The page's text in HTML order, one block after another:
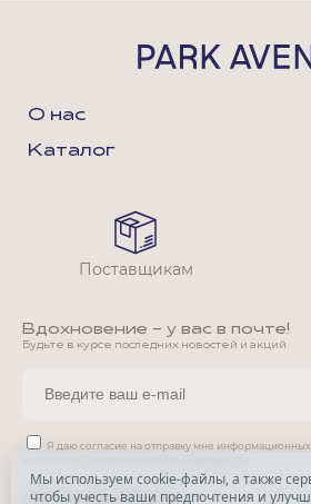
О нас
Каталог
Вдохновение - у вас в почте!
Будьте в курсе последних новостей и акций
Я даю согласие на отправку мне информационных
Поставщикам
Мы используем cookie-файлы, а также
чтобы учесть ваши предпочтения и